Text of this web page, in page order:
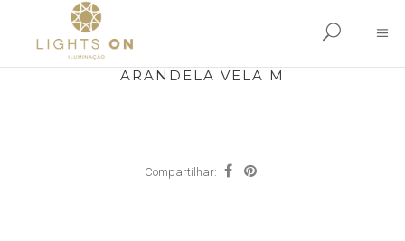
ARANDELA VELA M
Compartilhar: